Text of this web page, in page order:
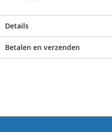
Details
Betalen en verzenden